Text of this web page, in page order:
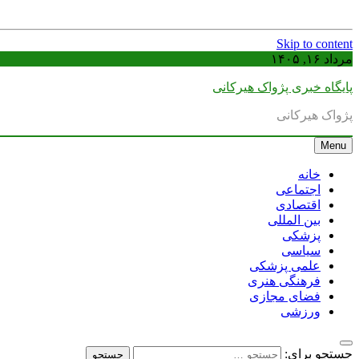
Skip to content
مرداد ۱۶, ۱۴۰۵
پایگاه خبری پژواک هیرکانی
پژواک هیرکانی
Menu
خانه
اجتماعی
اقتصادی
بین المللی
پزشکی
سیاسی
علمی پزشکی
فرهنگی هنری
فضای مجازی
ورزشی
جستجو برای: